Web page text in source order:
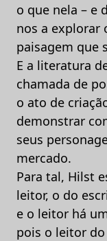
o que nela – e
nos a explorar
paisagem que
E a literatura
chamada de
o ato de
demonstrar
seus
mercado.
Para tal, Hilst
leitor, o do
e o leitor há
pois o leitor